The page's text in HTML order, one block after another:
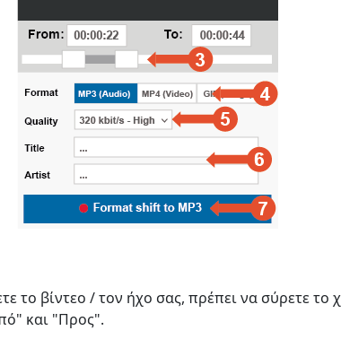
το βίντεο / τον ήχο σας, πρέπει να σύρετε το
και "Προς".